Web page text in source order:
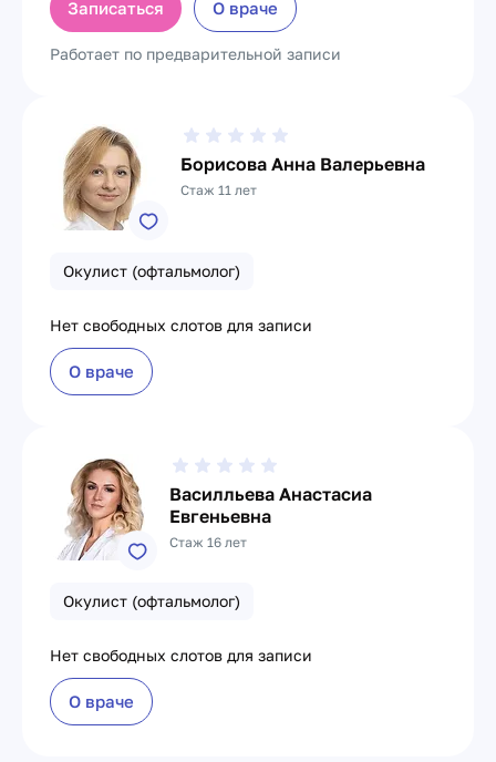
Записаться О враче
Работает по предварительной записи
Борисова Анна Валерьевна
Стаж 11 лет
Окулист (офтальмолог)
Нет свободных слотов для записи
О враче
Василльева Анастасиа
Евгеньевна
Стаж 16 лет
Окулист (офтальмолог)
Нет свободных слотов для записи
О враче